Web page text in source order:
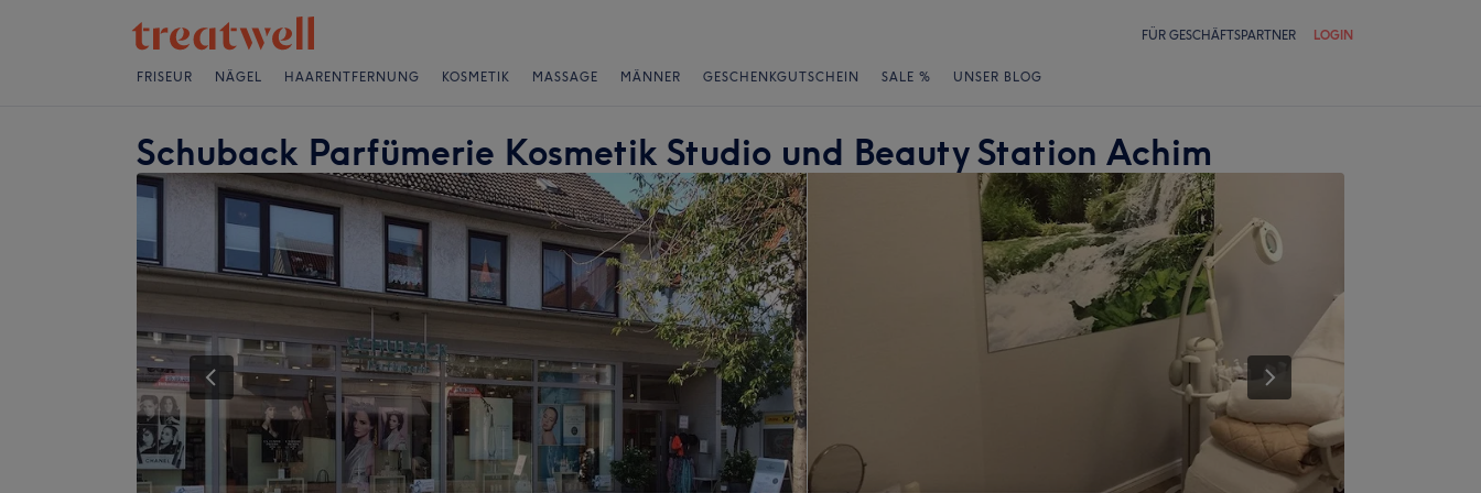
FÜR GESCHÄFTSPARTNER LOGIN
FRISEUR NÄGEL HAARENTFERNUNG KOSMETIK MASSAGE MÄNNER GESCHENKGUTSCHEIN SALE % UNSER BLOG
Schuback Parfümerie Kosmetik Studio und Beauty Station Achim